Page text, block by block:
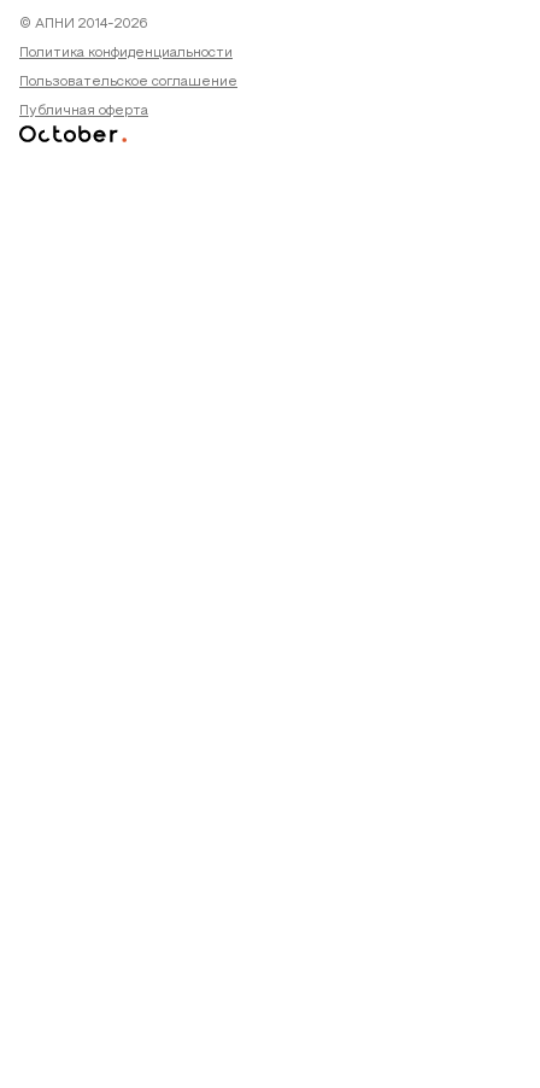
© АПНИ 2014-2026
Политика конфиденциальности
Пользовательское соглашение
Публичная оферта